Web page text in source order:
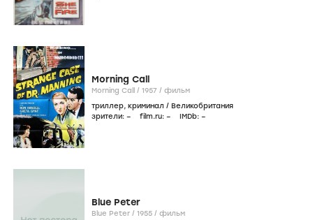
Morning Call
Morning Call / 1957 / фильм
триллер, криминал / Великобритания
зрители: – film.ru: – IMDb: –
Blue Peter
Blue Peter / 1955 / фильм